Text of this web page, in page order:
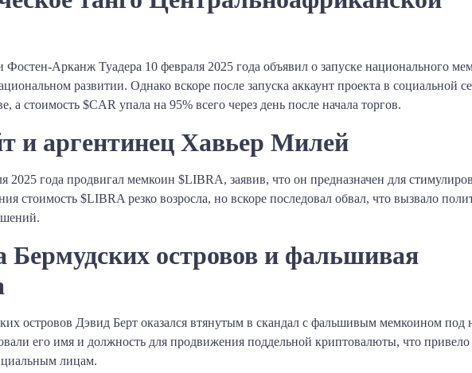
Арканж Туадера 10 февраля 2025 года объявил о запуске национального
развитии. Однако вскоре после запуска аккаунт проекта в социальной
а стоимость $CAR упала на 95% всего через день после начала торгов.
и аргентинец Хавьер Милей
года продвигал мемкоин $LIBRA, заявив, что он предназначен для
стоимость $LIBRA резко возросла, но вскоре последовал обвал, что вызвало
Бермудских островов и фальшивая
островов Дэвид Берт оказался втянутым в скандал с фальшивым мемкоином под
его имя и должность для продвижения поддельной криптовалюты, что
лицам.​